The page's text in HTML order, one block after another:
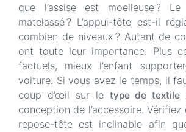
que l’assise est moelleuse ?
matelassé ? L’appui-tête est-il
combien de niveaux ? Autant de
ont toute leur importance. Plus
factuels, mieux l’enfant
voiture. Si vous avez le temps, il
coup d’œil sur le type de textile
conception de l’accessoire.
repose-tête est inclinable afin